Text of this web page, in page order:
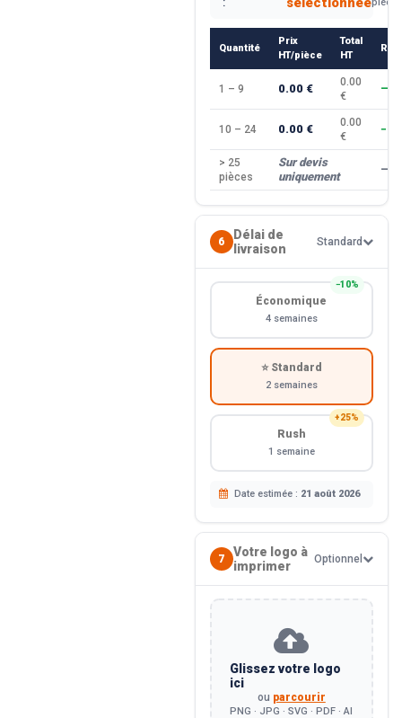
Quantité
Prix
HT/pièce
Total
HT
1 – 9 0.00 €
0.00
€
—
10 – 24 0.00 €
0.00
€
> 25
pièces
Sur devis
uniquement
—
6
Délai de
livraison
Standard
−10%
Économique
4 semaines
⭐ Standard
2 semaines
+25%
Rush
1 semaine
Date estimée : 21 août 2026
7
Votre logo à
imprimer
Optionnel
Glissez votre logo
ici
ou parcourir
PNG · JPG · SVG · PDF · AI